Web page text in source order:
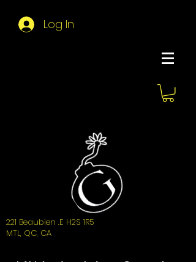
Log In
221 Beaubien .E H2S 1R5
MTL, QC, CA